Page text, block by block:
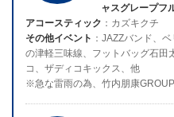
ャスグレープフ
アコースティック ：カズキクチ
その他イベント ：JAZZバンド、
の津軽三味線、フットバッグ石田
コ、ザディコキックス、他
※急な雷雨の為、竹内朋康GROUP